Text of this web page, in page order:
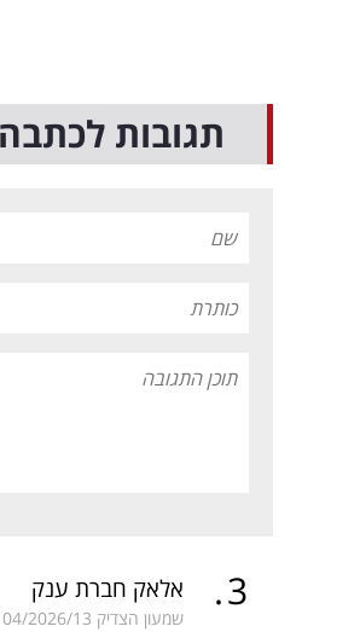
תגובות לכתבה
3
. אלאק חברת ענק
שמעון הצדיק 04/2026/13